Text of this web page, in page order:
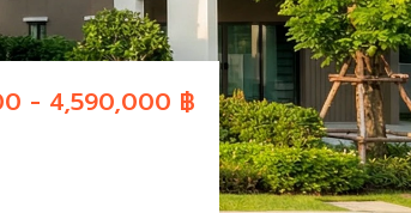
- 4,590,000 ฿